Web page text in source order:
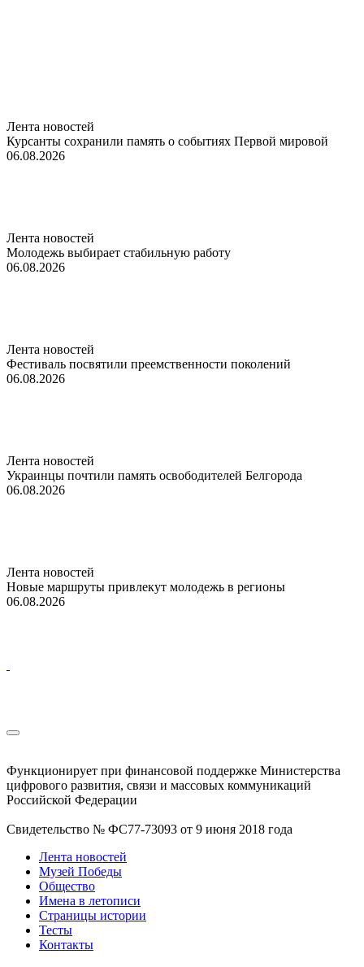
Лента новостей
Курсанты сохранили память о событиях Первой мировой
06.08.2026
Лента новостей
Молодежь выбирает стабильную работу
06.08.2026
Лента новостей
Фестиваль посвятили преемственности поколений
06.08.2026
Лента новостей
Украинцы почтили память освободителей Белгорода
06.08.2026
Лента новостей
Новые маршруты привлекут молодежь в регионы
06.08.2026
Функционирует при финансовой поддержке Министерства
цифрового развития, связи и массовых коммуникаций
Российской Федерации
Свидетельство № ФС77-73093 от 9 июня 2018 года
Лента новостей
Музей Победы
Общество
Имена в летописи
Страницы истории
Тесты
Контакты